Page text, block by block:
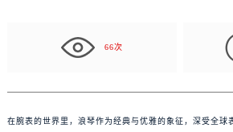
66次
在腕表的世界里，浪琴作为经典与优雅的象征，深受全球